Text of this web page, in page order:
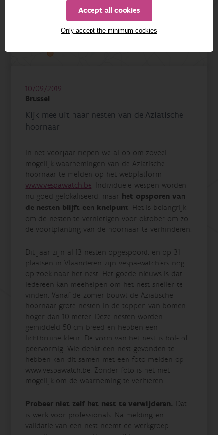
Accept all cookies
Only accept the minimum cookies
10/09/2019
Brussel
Kijk mee uit naar nesten van de Aziatische
hoornaar
In het voorjaar riepen we al op om zoveel
mogelijk waarnemingen van de Aziatische
hoornaar te melden op het webplatform
www.vespawatch.be. Individuele wespen worden
nu goed gelokaliseerd, maar het opsporen van
de nesten blijft een knelpunt. Het is belangrijk
om de nesten te vernietigen voor oktober om zo
de voortplanting van de hoornaar te verhinderen.
Dit jaar zijn al 13 nesten opgespoord, en op 31
plaatsen in Vlaanderen zijn vespa-watch’ers nog
op zoek naar het nest. Het goede nieuws is dat
iedereen kan meehelpen om het nest sneller te
vinden. Vanaf de zomer bouwt de Aziatische
hoornaar grote nesten in de toppen van bomen
hoger dan 10 meter. Deze nesten worden
gemiddeld 50 cm breed en hebben een
lichtbruine kleur. De vorm van het nest is bol- of
peervormig. Wie denkt een nest gevonden te
hebben kan dit samen met een foto melden op
www.vespawatch.be. Zonder foto is het niet
mogelijk om de waarneming te verifiëren.
Probeer niet zelf het nest te verwijderen. Dat
is werk voor professionals. Na melding en
validatie van een nest neemt de werkgroep